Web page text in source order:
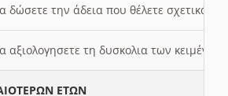
δώσετε την άδεια που θέλετε σχετικά
αξιολογησετε τη δυσκολια των
ΕΤΩΝ